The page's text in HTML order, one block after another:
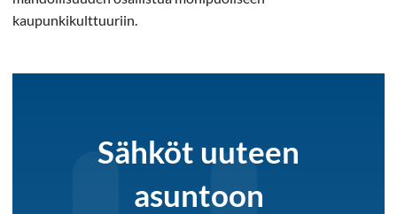
kaupunkikulttuuriin.
Sähköt uuteen
asuntoon